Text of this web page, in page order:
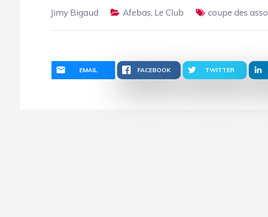
Jimy Bigaud Afebas, Le Club coupe des
EMAIL FACEBOOK TWITTER